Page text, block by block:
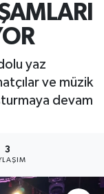
yaz
ve müzik
devam
3